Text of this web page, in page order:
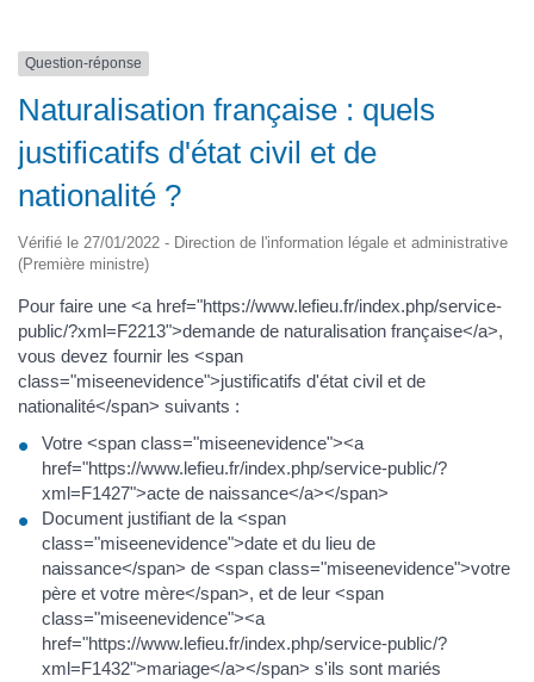
Question-réponse
Naturalisation française : quels
justificatifs d'état civil et de
nationalité ?
Vérifié le 27/01/2022 - Direction de l'information légale et administrative
(Première ministre)
Pour faire une <a href="https://www.lefieu.fr/index.php/service-
public/?xml=F2213">demande de naturalisation française</a>,
vous devez fournir les <span
class="miseenevidence">justificatifs d'état civil et de
nationalité</span> suivants :
Votre <span class="miseenevidence"><a
href="https://www.lefieu.fr/index.php/service-public/?
xml=F1427">acte de naissance</a></span>
Document justifiant de la <span
class="miseenevidence">date et du lieu de
naissance</span> de <span class="miseenevidence">votre
père et votre mère</span>, et de leur <span
class="miseenevidence"><a
href="https://www.lefieu.fr/index.php/service-public/?
xml=F1432">mariage</a></span> s'ils sont mariés